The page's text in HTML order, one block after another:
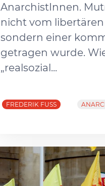
AnarchistInnen.
nicht vom
sondern einer
getragen wurde.
„realsozial...
FREDERIK FUSS